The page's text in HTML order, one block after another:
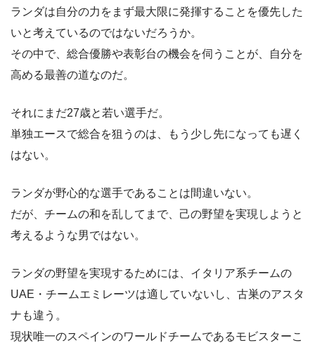
ランダは自分の力をまず最大限に発揮することを優先した
いと考えているのではないだろうか。
その中で、総合優勝や表彰台の機会を伺うことが、自分を
高める最善の道なのだ。
それにまだ27歳と若い選手だ。
単独エースで総合を狙うのは、もう少し先になっても遅く
はない。
ランダが野心的な選手であることは間違いない。
だが、チームの和を乱してまで、己の野望を実現しようと
考えるような男ではない。
ランダの野望を実現するためには、イタリア系チームの
UAE・チームエミレーツは適していないし、古巣のアスタ
ナも違う。
現状唯一のスペインのワールドチームであるモビスターこ